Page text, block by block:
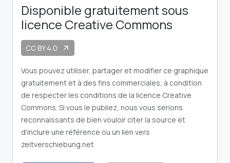
Disponible gratuitement sous
licence Creative Commons
CC BY 4.0 arrow_outward
Vous pouvez utiliser, partager et modifier ce graphique
gratuitement et à des fins commerciales, à condition
de respecter les conditions de la licence Creative
Commons. Si vous le publiez, nous vous serions
reconnaissants de bien vouloir citer la source et
d'inclure une référence ou un lien vers
zeitverschiebung.net